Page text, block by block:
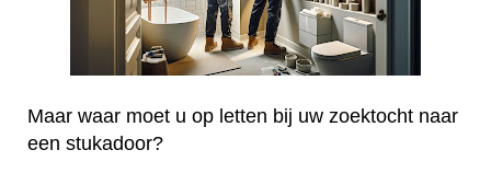
Maar waar moet u op letten bij uw zoektocht naar
een stukadoor?